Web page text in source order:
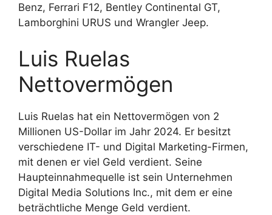
Benz, Ferrari F12, Bentley Continental GT,
Lamborghini URUS und Wrangler Jeep.
Luis Ruelas
Nettovermögen
Luis Ruelas hat ein Nettovermögen von 2
Millionen US-Dollar im Jahr 2024. Er besitzt
verschiedene IT- und Digital Marketing-Firmen,
mit denen er viel Geld verdient. Seine
Haupteinnahmequelle ist sein Unternehmen
Digital Media Solutions Inc., mit dem er eine
beträchtliche Menge Geld verdient.